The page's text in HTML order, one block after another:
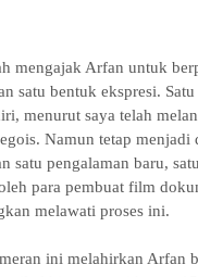
mengajak Arfan untuk
satu bentuk ekspresi.
menurut saya telah
Namun tetap
satu pengalaman baru,
para pembuat film
melawati proses ini.
ini melahirkan Arfan